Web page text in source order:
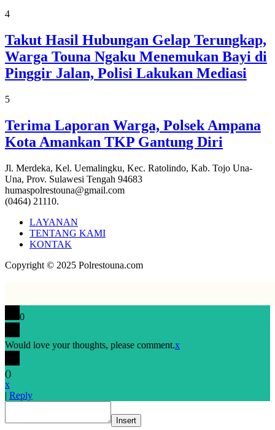
4
Takut Hasil Hubungan Gelap Terungkap,
Warga Touna Ngaku Menemukan Bayi di
Pinggir Jalan, Polisi Lakukan Mediasi
5
Terima Laporan Warga, Polsek Ampana
Kota Amankan TKP Gantung Diri
Jl. Merdeka, Kel. Uemalingku, Kec. Ratolindo, Kab. Tojo Una-
Una, Prov. Sulawesi Tengah 94683
humaspolrestouna@gmail.com
(0464) 21110.
LAYANAN
TENTANG KAMI
KONTAK
Copyright © 2025 Polrestouna.com
0
Would love your thoughts, please comment.x
()
x
| Reply
Insert